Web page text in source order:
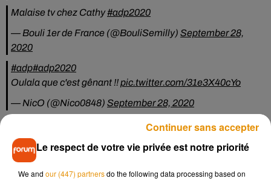
Malaise tv chez Cathy#adp2020
— Bouli 1er de France (@BouliSemilly) September 28,
2020
#adp#adp2020
Oulala que c'est gênant !!pic.twitter.com/31e3X40cYo
— NicO (@Nico0848) September 28, 2020
Jean-Gaston "T'as un pb avec la cuisine à l'échalote et aux
oignons ?"
Traduction: " ça te dérange si je lâche des caisses
Le respect de votre vie privée est notre priorité
We and our (447) partnersdo the following data processing based on
Continuer sans accepter